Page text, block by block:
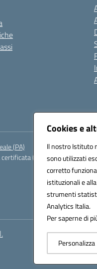
Cookies e
Il nostro Istituto
sono utilizzati
corretto
istituzionali e
strumenti
Analytics Italia.
Per saperne di
Personalizza
(PA)
(PEC):